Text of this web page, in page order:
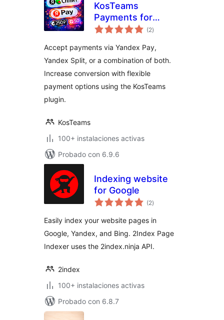
KosTeams
Payments for
Yandex Pay and
WooCommerce
(2total
de
)
Accept payments via Yandex Pay,
Yandex Split, or a combination of both.
Increase conversion with flexible
payment options using the KosTeams
plugin.
KosTeams
100+ instalaciones activas
Probado con 6.9.6
Indexing website
for Google
(2total
de
)
Easily index your website pages in
Google, Yandex, and Bing. 2Index Page
Indexer uses the 2index.ninja API.
2index
100+ instalaciones activas
Probado con 6.8.7